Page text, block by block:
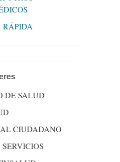
RÁPIDA
DE SALUD
CIUDADANO